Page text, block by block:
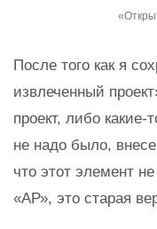
После того как я
извлеченный
проект, либо какие-
не надо было,
что этот элемент
«АР», это старая